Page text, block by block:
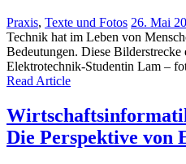
Praxis, Texte und Fotos 26. Mai
Technik hat im Leben von
Bedeutungen. Diese Bilderstrecke
Elektrotechnik-Studentin Lam –
Read Article
Die Perspektive von